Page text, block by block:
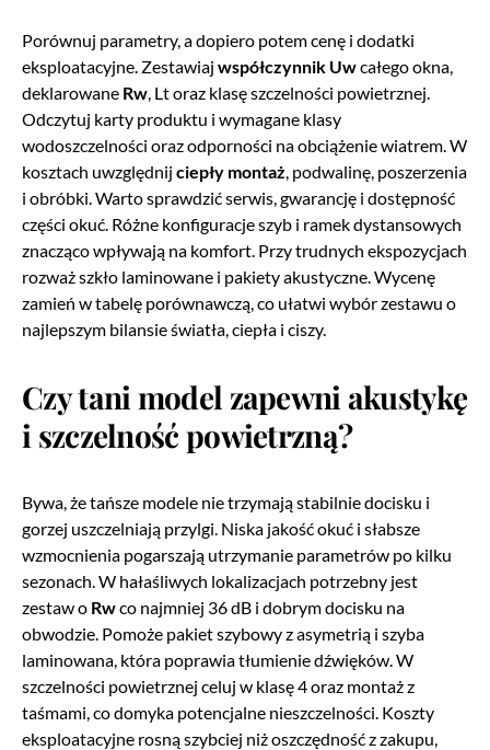
Porównuj parametry, a dopiero potem cenę i dodatki
eksploatacyjne. Zestawiaj współczynnik Uwcałego okna,
deklarowane Rw, Lt oraz klasę szczelności powietrznej.
Odczytuj karty produktu i wymagane klasy
wodoszczelności oraz odporności na obciążenie wiatrem. W
kosztach uwzględnij ciepły montaż, podwalinę, poszerzenia
i obróbki. Warto sprawdzić serwis, gwarancję i dostępność
części okuć. Różne konfiguracje szyb i ramek dystansowych
znacząco wpływają na komfort. Przy trudnych ekspozycjach
rozważ szkło laminowane i pakiety akustyczne. Wycenę
zamień w tabelę porównawczą, co ułatwi wybór zestawu o
najlepszym bilansie światła, ciepła i ciszy.
Czy tani model zapewni akustykę
i szczelność powietrzną?
Bywa, że tańsze modele nie trzymają stabilnie docisku i
gorzej uszczelniają przylgi. Niska jakość okuć i słabsze
wzmocnienia pogarszają utrzymanie parametrów po kilku
sezonach. W hałaśliwych lokalizacjach potrzebny jest
zestaw o Rwco najmniej 36 dB i dobrym docisku na
obwodzie. Pomoże pakiet szybowy z asymetrią i szyba
laminowana, która poprawia tłumienie dźwięków. W
szczelności powietrznej celuj w klasę 4 oraz montaż z
taśmami, co domyka potencjalne nieszczelności. Koszty
eksploatacyjne rosną szybciej niż oszczędność z zakupu,